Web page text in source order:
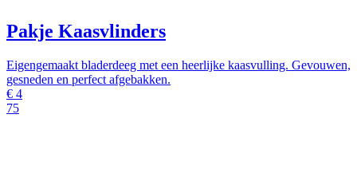
Pakje Kaasvlinders
Eigengemaakt bladerdeeg met een heerlijke kaasvulling. Gevouwen,
gesneden en perfect afgebakken.
€ 4
75